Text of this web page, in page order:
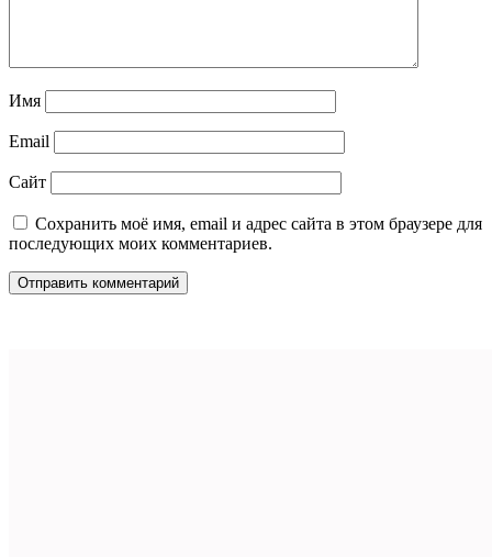
Имя
Email
Сайт
Сохранить моё имя, email и адрес сайта в этом браузере для
последующих моих комментариев.